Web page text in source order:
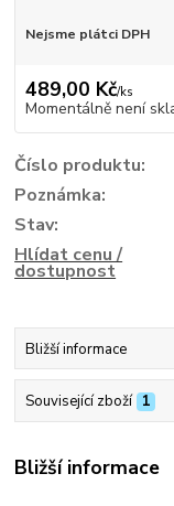
Nejsme plátci DPH
489,00 Kč/ks
Momentálně není
Číslo produktu:
Poznámka:
Stav:
Hlídat cenu /
dostupnost
Bližší informace
Související zboží 1
Bližší informace